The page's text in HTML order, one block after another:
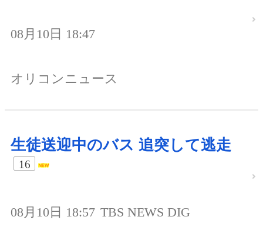
08月10日 18:47
オリコンニュース
生徒送迎中のバス 追突して逃走
16
08月10日 18:57 TBS NEWS DIG